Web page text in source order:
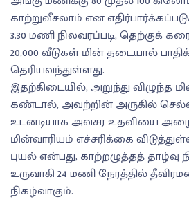
காற்றுவீசலாம் என
3.30 மணி நிலவரப்படி, தெற்குக்
20,000 வீடுகள் மின் தடையால்
தெரியவந்துள்ளது.
இதற்கிடையில், அறுந்து விழுந்த
கண்டால், அவற்றின் அருகில்
உடனடியாக அவசர உதவியை
மின்வாரியம் எச்சரிக்கை
புயல் என்பது, காற்றழுத்தத்
உருவாகி 24 மணி நேரத்தில்
நிகழ்வாகும்.